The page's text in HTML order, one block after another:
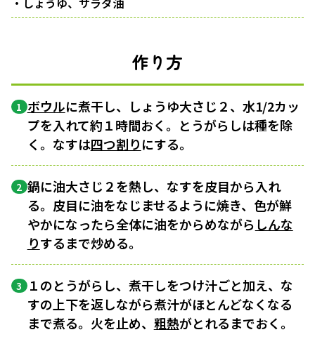
作り方
1 ボウルに煮干し、しょうゆ大さじ２、水1/2カッ
プを入れて約１時間おく。とうがらしは種を除
く。なすは四つ割りにする。
2 鍋に油大さじ２を熱し、なすを皮目から入れ
る。皮目に油をなじませるように焼き、色が鮮
やかになったら全体に油をからめながら しんな
りするまで炒める。
3 １のとうがらし、煮干しをつけ汁ごと加え、な
すの上下を返しながら煮汁がほとんどなくなる
まで煮る。火を止め、 粗熱がとれるまでおく。